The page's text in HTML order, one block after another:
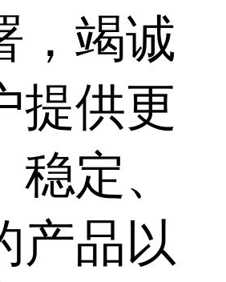
，竭诚
提供更
定、
产品以